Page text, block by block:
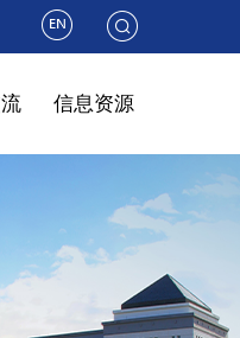
信息资源